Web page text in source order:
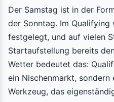
Der Samstag ist in der
der Sonntag. Im
festgelegt, und auf vielen
Startaufstellung bereits
Wetter bedeutet das:
ein Nischenmarkt, sondern
Werkzeug, das